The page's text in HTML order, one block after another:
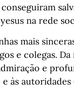
na rede
mais
e colegas.
e
às autoridades